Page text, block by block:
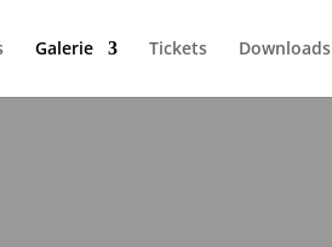
Galerie Tickets Downloads